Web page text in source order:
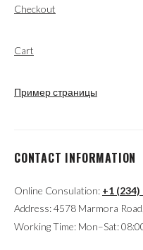
Checkout
Cart
Пример страницы
CONTACT INFORMATION
Online Consulation: +1 (234)
Address: 4578 Marmora
Working Time: Mon–Sat: